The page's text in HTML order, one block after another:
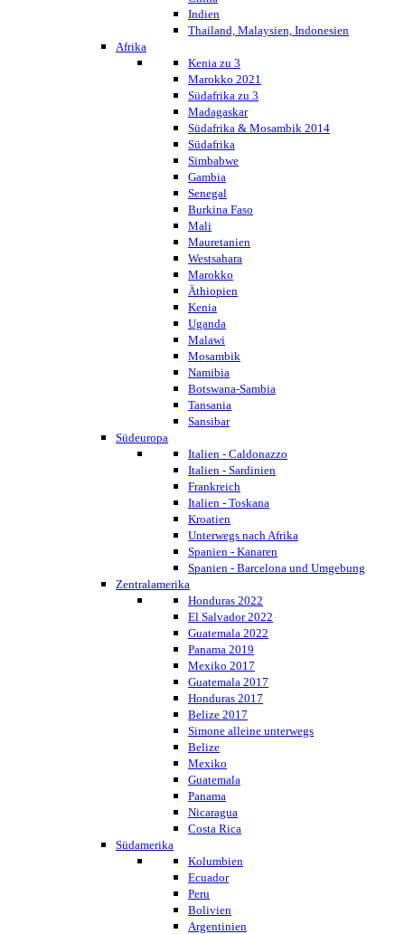
Indien
Thailand, Malaysien, Indonesien
Afrika
Kenia zu 3
Marokko 2021
Südafrika zu 3
Madagaskar
Südafrika & Mosambik 2014
Südafrika
Simbabwe
Gambia
Senegal
Burkina Faso
Mali
Mauretanien
Westsahara
Marokko
Äthiopien
Kenia
Uganda
Malawi
Mosambik
Namibia
Botswana-Sambia
Tansania
Sansibar
Südeuropa
Italien - Caldonazzo
Italien - Sardinien
Frankreich
Italien - Toskana
Kroatien
Unterwegs nach Afrika
Spanien - Kanaren
Spanien - Barcelona und Umgebung
Zentralamerika
Honduras 2022
El Salvador 2022
Guatemala 2022
Panama 2019
Mexiko 2017
Guatemala 2017
Honduras 2017
Belize 2017
Simone alleine unterwegs
Belize
Mexiko
Guatemala
Panama
Nicaragua
Costa Rica
Südamerika
Kolumbien
Ecuador
Peru
Bolivien
Argentinien